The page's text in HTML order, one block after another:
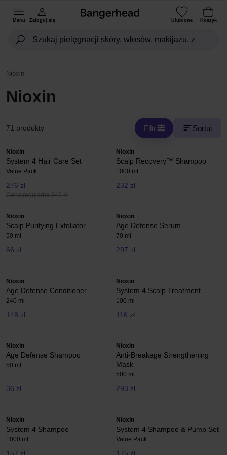
Menu Zaloguj się Ulubione Koszyk
Nioxin
Nioxin
71 produkty Filtr Sortuj
Nioxin
System 4 Hair Care Set
Value Pack
276 zł
Cena regularna 345 zł
Nioxin
Scalp Recovery™ Shampoo
1000 ml
232 zł
Nioxin
Scalp Purifying Exfoliator
50 ml
66 zł
Nioxin
Age Defense Serum
70 ml
297 zł
Nioxin
Age Defense Conditioner
240 ml
148 zł
Nioxin
System 4 Scalp Treatment
100 ml
116 zł
Nioxin
Age Defense Shampoo
50 ml
36 zł
Nioxin
Anti-Breakage Strengthening
Mask
500 ml
293 zł
Nioxin
System 4 Shampoo
1000 ml
157 zł
Nioxin
System 4 Shampoo & Pump Set
Value Pack
175 zł